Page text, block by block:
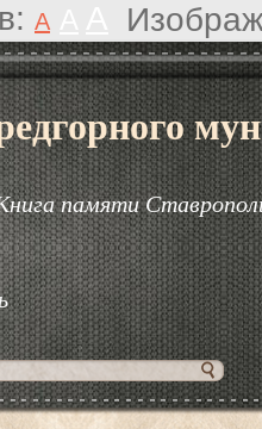
A
памяти